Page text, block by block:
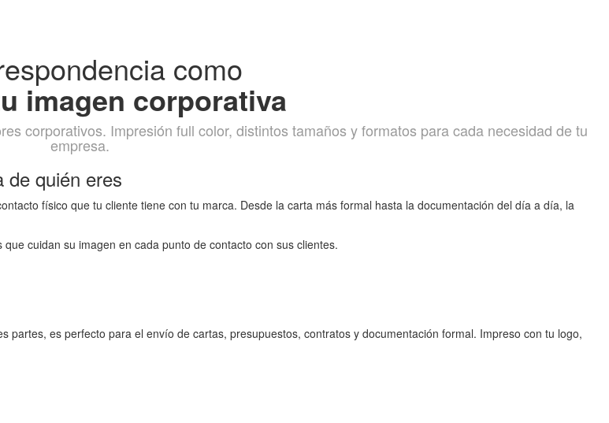
como
imagen corporativa
corporativos. Impresión full color, distintos tamaños y formatos para cada necesidad de tu
empresa.
de quién eres
físico que tu cliente tiene con tu marca. Desde la carta más formal hasta la documentación del día a día, la
cuidan su imagen en cada punto de contacto con sus clientes.
es perfecto para el envío de cartas, presupuestos, contratos y documentación formal. Impreso con tu logo,